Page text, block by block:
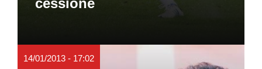
cessione
14/01/2013 - 17:02